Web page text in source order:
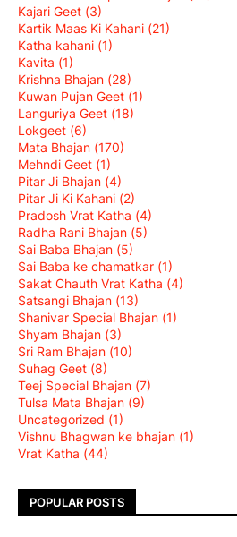
Kajari Geet (3)
Kartik Maas Ki Kahani (21)
Katha kahani (1)
Kavita (1)
Krishna Bhajan (28)
Kuwan Pujan Geet (1)
Languriya Geet (18)
Lokgeet (6)
Mata Bhajan (170)
Mehndi Geet (1)
Pitar Ji Bhajan (4)
Pitar Ji Ki Kahani (2)
Pradosh Vrat Katha (4)
Radha Rani Bhajan (5)
Sai Baba Bhajan (5)
Sai Baba ke chamatkar (1)
Sakat Chauth Vrat Katha (4)
Satsangi Bhajan (13)
Shanivar Special Bhajan (1)
Shyam Bhajan (3)
Sri Ram Bhajan (10)
Suhag Geet (8)
Teej Special Bhajan (7)
Tulsa Mata Bhajan (9)
Uncategorized (1)
Vishnu Bhagwan ke bhajan (1)
Vrat Katha (44)
POPULAR POSTS